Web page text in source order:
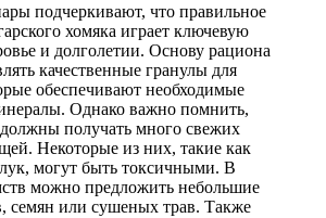
подчеркивают, что правильное
хомяка играет ключевую
и долголетии. Основу рациона
качественные гранулы для
обеспечивают необходимые
Однако важно помнить,
получать много свежих
Некоторые из них, такие как
могут быть токсичными. В
можно предложить небольшие
семян или сушеных трав. Также